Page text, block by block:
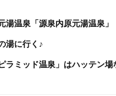
温泉「源泉内原元湯温泉」
湯に行く♪
ラミッド温泉」はハッテン場